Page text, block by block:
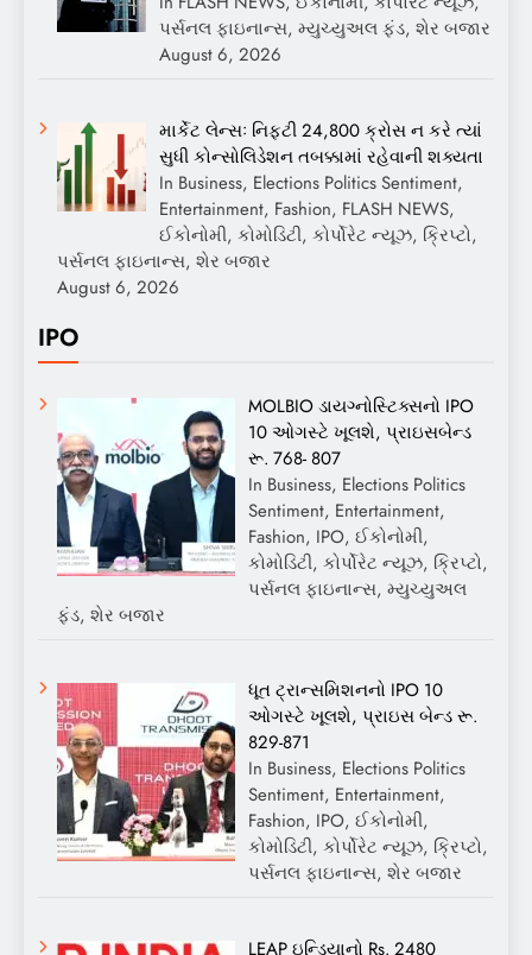
પર્સનલ ફાઇનાન્સ, મ્યુચ્યુઅલ ફંડ, શેર બજાર
August 6, 2026
માર્કેટ લેન્સઃ નિફ્ટી 24,800 ક્રોસ ન કરે ત્યાં
સુધી કોન્સોલિડેશન તબક્કામાં રહેવાની શક્યતા
In Business, Elections Politics Sentiment,
Entertainment, Fashion, FLASH NEWS,
ઈકોનોમી, કોમોડિટી, કોર્પોરેટ ન્યૂઝ, ક્રિપ્ટો,
પર્સનલ ફાઇનાન્સ, શેર બજાર
August 6, 2026
IPO
MOLBIO ડાયગ્નોસ્ટિક્સનો IPO
10 ઓગસ્ટે ખૂલશે, પ્રાઇસબેન્ડ
રૂ. 768- 807
In Business, Elections Politics
Sentiment, Entertainment,
Fashion, IPO, ઈકોનોમી,
કોમોડિટી, કોર્પોરેટ ન્યૂઝ, ક્રિપ્ટો,
પર્સનલ ફાઇનાન્સ, મ્યુચ્યુઅલ
ફંડ, શેર બજાર
ધૂત ટ્રાન્સમિશનનો IPO 10
ઓગસ્ટે ખૂલશે, પ્રાઇસ બેન્ડ રૂ.
829-871
In Business, Elections Politics
Sentiment, Entertainment,
Fashion, IPO, ઈકોનોમી,
કોમોડિટી, કોર્પોરેટ ન્યૂઝ, ક્રિપ્ટો,
પર્સનલ ફાઇનાન્સ, શેર બજાર
LEAP ઇન્ડિયાનો Rs. 2480